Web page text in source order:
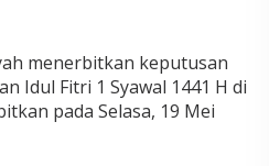
menerbitkan keputusan
Idul Fitri 1 Syawal 1441 H di
pada Selasa, 19 Mei